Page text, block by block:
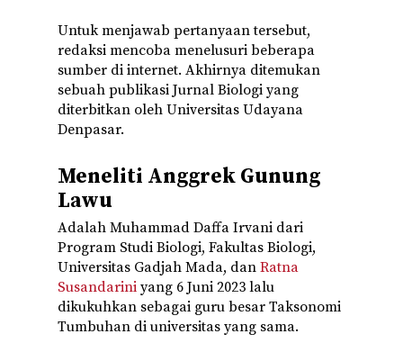
Untuk menjawab pertanyaan tersebut,
redaksi mencoba menelusuri beberapa
sumber di internet. Akhirnya ditemukan
sebuah publikasi Jurnal Biologi yang
diterbitkan oleh Universitas Udayana
Denpasar.
Meneliti Anggrek Gunung
Lawu
Adalah Muhammad Daffa Irvani dari
Program Studi Biologi, Fakultas Biologi,
Universitas Gadjah Mada, dan Ratna
Susandarini yang 6 Juni 2023 lalu
dikukuhkan sebagai guru besar Taksonomi
Tumbuhan di universitas yang sama.